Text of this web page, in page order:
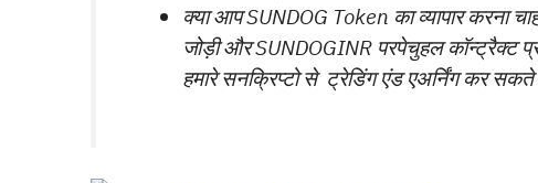
क्या आप SUNDOG Token का व्यापार करना
जोड़ी और SUNDOGINR परपेचुहल कॉन्ट्रैक्ट
हमारे सनक्रिप्टो से ट्रेडिंग एंड एअर्निंग कर